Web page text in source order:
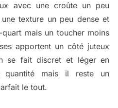
avec une croûte un peu
texture un peu dense et
mais un toucher moins
apportent un côté juteux
se fait discret et léger en
quantité mais il reste un
le tout.